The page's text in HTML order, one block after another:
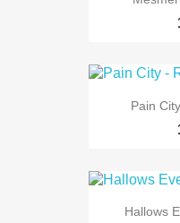
Pain
Hallows